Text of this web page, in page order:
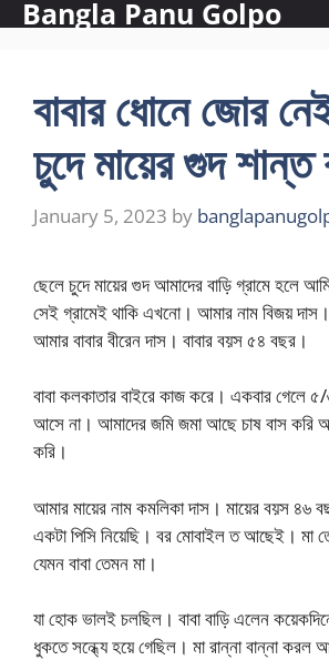
SkipBangla Panu Golpo
বাবার ধোনে জোর
চুদে মায়ের গুদ শান্ত
January 5, 2023 by
ছেলে চুদে মায়ের গুদ আমাদের বাড়ি গ্রামে হলে
সেই গ্রামেই থাকি এখনো। আমার নাম বিজয়
আমার বাবার বীরেন দাস। বাবার বয়স ৫৪ বছর।
বাবা কলকাতার বাইরে কাজ করে। একবার গেলে
আসে না। আমাদের জমি জমা আছে চাষ বাস করি
করি।
আমার মায়ের নাম কমলিকা দাস। মায়ের বয়স ৪৬
একটা পিসি নিয়েছি। বর মোবাইল ত আছেই। মা
যেমন বাবা তেমন মা।
যা হোক ভালই চলছিল। বাবা বাড়ি এলেন
ধুকতে সন্ধ্যে হয়ে গেছিল। মা রান্না বান্না করল